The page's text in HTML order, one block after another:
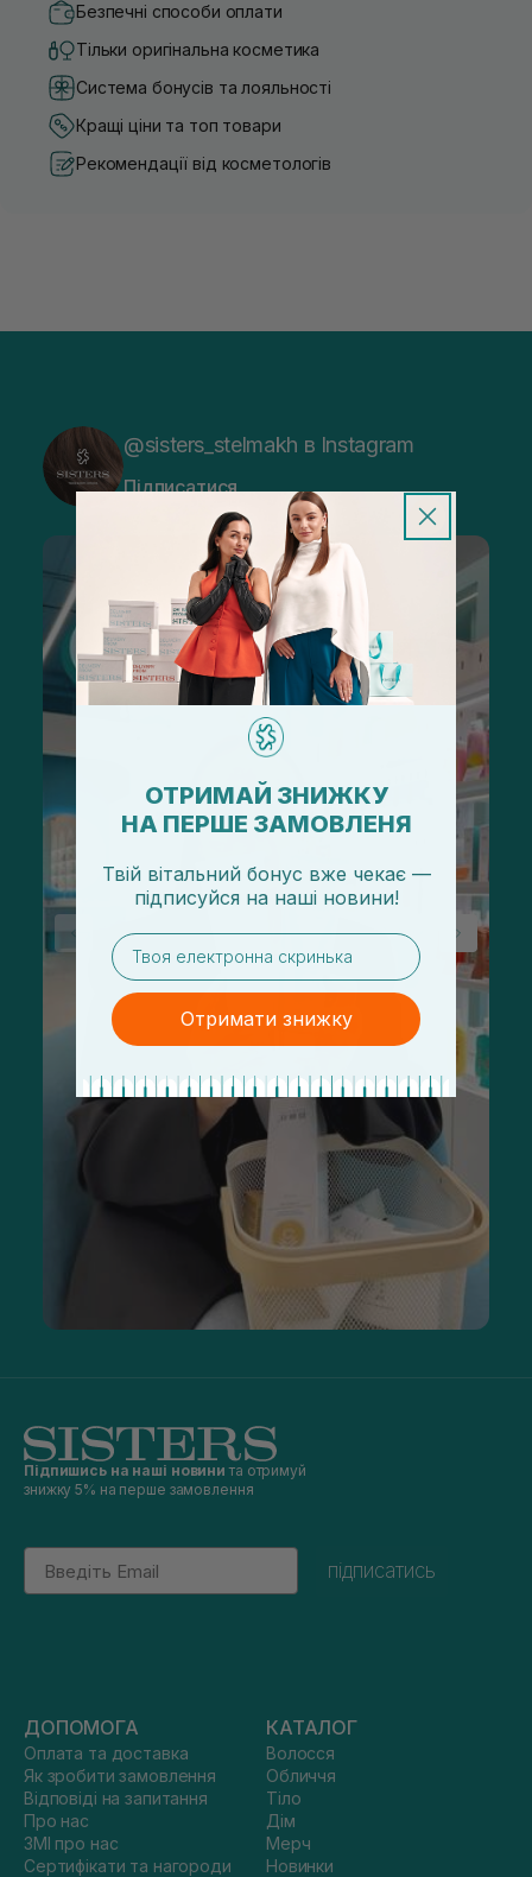
Безпечні способи оплати
Тільки оригінальна косметика
Система бонусів та лояльності
Кращі ціни та топ товари
Рекомендації від косметологів
@sisters_stelmakh в Instagram
Підписатися
Підпишись на наші новини та отримуй
знижку 5% на перше замовлення
Email
підписатись
ДОПОМОГА
Оплата та доставка
Як зробити замовлення
Відповіді на запитання
Про нас
ЗМІ про нас
Сертифікати та нагороди
КАТАЛОГ
Волосся
Обличчя
Тіло
Дім
Мерч
Новинки
ОТРИМАЙ ЗНИЖКУ
НА ПЕРШЕ ЗАМОВЛЕНЯ
Твій вітальний бонус вже чекає —
підписуйся на наші новини!
email
Отримати знижку